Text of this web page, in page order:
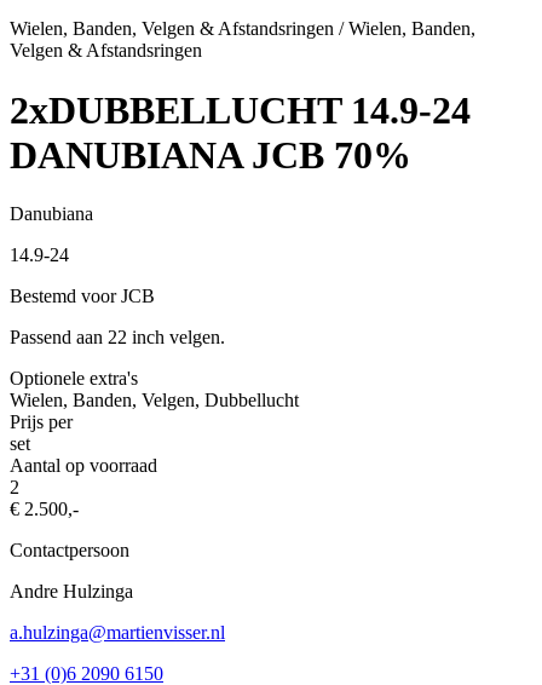
Wielen, Banden, Velgen & Afstandsringen / Wielen, Banden,
Velgen & Afstandsringen
2xDUBBELLUCHT 14.9-24
DANUBIANA JCB 70%
Danubiana
14.9-24
Bestemd voor JCB
Passend aan 22 inch velgen.
Optionele extra's
Wielen, Banden, Velgen, Dubbellucht
Prijs per
set
Aantal op voorraad
2
€ 2.500,-
Contactpersoon
Andre Hulzinga
a.hulzinga@martienvisser.nl
+31 (0)6 2090 6150